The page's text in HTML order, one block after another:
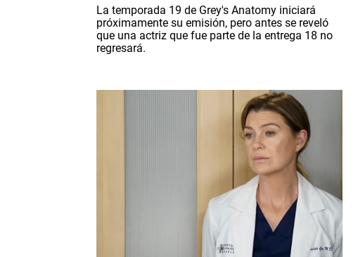
La temporada 19 de Grey's Anatomy iniciará
próximamente su emisión, pero antes se reveló
que una actriz que fue parte de la entrega 18 no
regresará.